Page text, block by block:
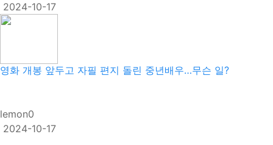
2024-10-17
영화 개봉 앞두고 자필 편지 돌린 중년배우…무슨 일?
lemon0
2024-10-17